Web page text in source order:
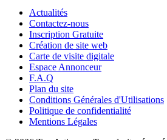
Actualités
Contactez-nous
Inscription Gratuite
Création de site web
Carte de visite digitale
Espace Annonceur
F.A.Q
Plan du site
Conditions Générales d'Utilisations
Politique de confidentialité
Mentions Légales